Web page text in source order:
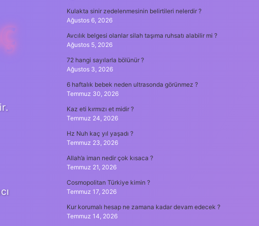
Kulakta sinir zedelenmesinin belirtileri nelerdir ?
Ağustos 6, 2026
Avcılık belgesi olanlar silah taşıma ruhsatı alabilir mi ?
Ağustos 5, 2026
72 hangi sayılarla bölünür ?
Ağustos 3, 2026
6 haftalık bebek neden ultrasonda görünmez ?
Temmuz 30, 2026
Kaz eti kırmızı et midir ?
Temmuz 24, 2026
Hz Nuh kaç yıl yaşadı ?
Temmuz 23, 2026
Allah’a iman nedir çok kısaca ?
Temmuz 21, 2026
Cosmopolitan Türkiye kimin ?
Temmuz 17, 2026
Kur korumalı hesap ne zamana kadar devam edecek ?
Temmuz 14, 2026